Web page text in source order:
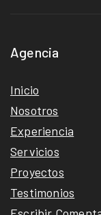
Agencia
Inicio
Nosotros
Experiencia
Servicios
Proyectos
Testimonios